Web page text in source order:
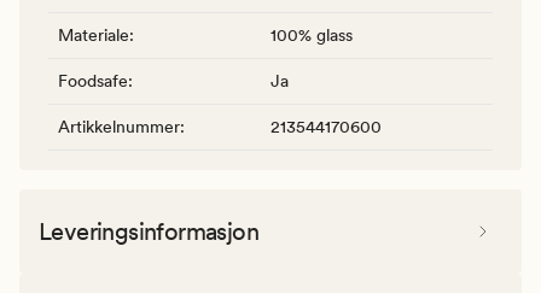
Materiale: 100% glass
Foodsafe: Ja
Artikkelnummer: 213544170600
Leveringsinformasjon